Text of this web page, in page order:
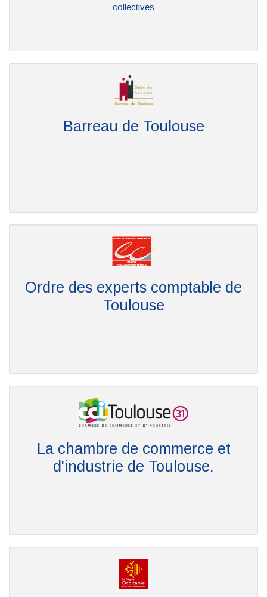
collectives
Barreau de Toulouse
Ordre des experts comptable de
Toulouse
La chambre de commerce et
d'industrie de Toulouse.